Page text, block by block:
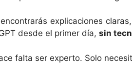
explicaciones
desde el primer día, sin
falta ser experto. Solo